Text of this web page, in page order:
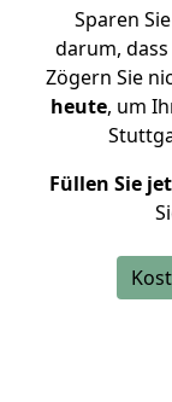
Sparen
darum,
Zögern Sie
heute, um
Füllen Sie